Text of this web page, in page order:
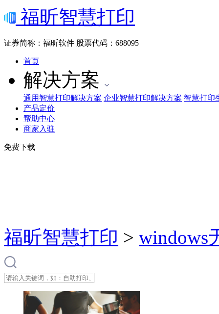
福昕智慧打印
证券简称：福昕软件 股票代码：688095
首页
解决方案
通用智慧打印解决方案 企业智慧打印解决方案 智慧打印
产品定价
帮助中心
商家入驻
免费下载
福昕智慧打印 > windows